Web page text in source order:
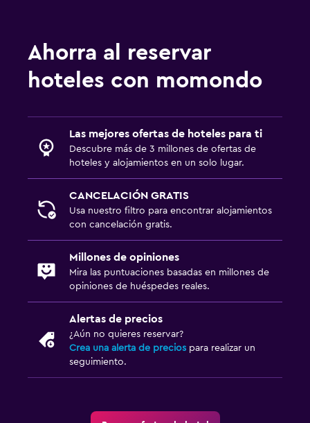
Ahorra al reservar
hoteles con momondo
Las mejores ofertas de hoteles para ti
Descubre más de 3 millones de ofertas de
hoteles y alojamientos en un solo lugar.
CANCELACIÓN GRATIS
Usa nuestro filtro para encontrar alojamientos
con cancelación gratis.
Millones de opiniones
Mira las puntuaciones basadas en millones de
opiniones de huéspedes reales.
Alertas de precios
¿Aún no quieres reservar?
Crea una alerta de precios para realizar un
seguimiento.